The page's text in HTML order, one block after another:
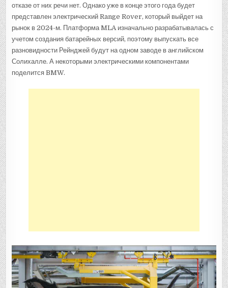
отказе от них речи нет. Однако уже в конце этого года будет
представлен электрический Range Rover, который выйдет на
рынок в 2024-м. Платформа MLA изначально разрабатывалась с
учетом создания батарейных версий, поэтому выпускать все
разновидности Рейнджей будут на одном заводе в английском
Солихалле. А некоторыми электрическими компонентами
поделится BMW.